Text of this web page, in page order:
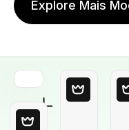
Explore Mais